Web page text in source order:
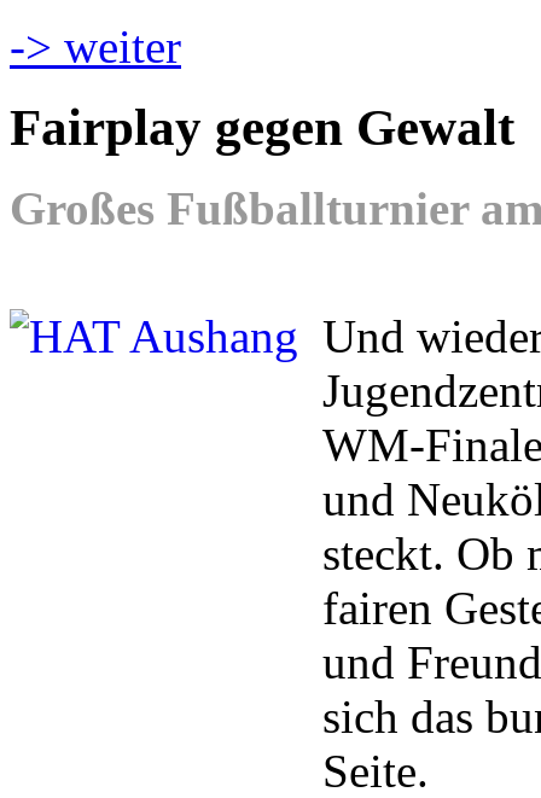
-> weiter
Fairplay gegen Gewalt
Großes Fußballturnier
Und
WM-
und
steckt. Ob
fairen
und
sich das
Seite.